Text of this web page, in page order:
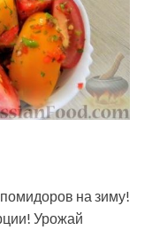
на зиму!
Урожай